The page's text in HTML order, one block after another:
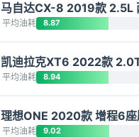
马自达CX-8 2019款 2.5L
平均油耗 8.87
凯迪拉克XT6 2022款
平均油耗 8.94
理想ONE 2020款 增程6座
平均油耗 9.02